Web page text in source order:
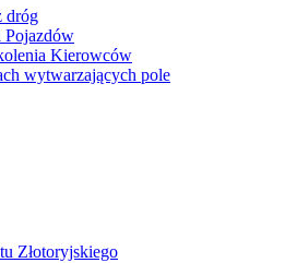
dróg
Kierowców
wytwarzających pole
Złotoryjskiego